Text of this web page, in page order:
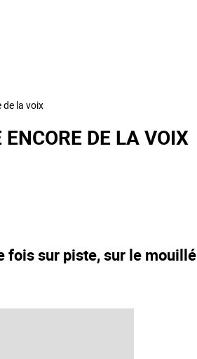
de la voix
DE LA VOIX
fois sur piste, sur le mouillé